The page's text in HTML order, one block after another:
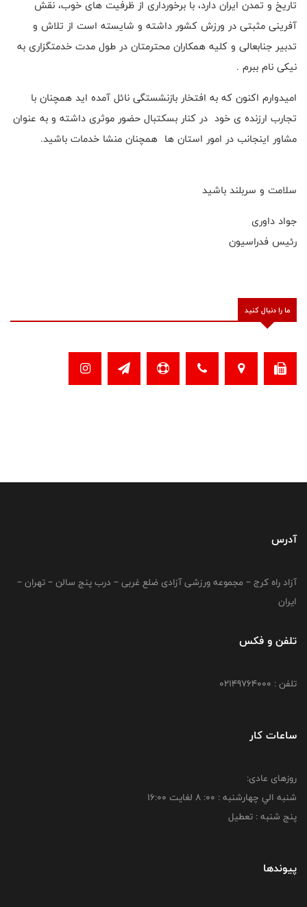
تاریخ و تمدن ایران دارد، با برخورداری از ظرفیت های خوب، نقش
آفرینی مثبتی در ورزش کشور داشته و شایسته است از تلاش و
تدبیر جنابعالی و کلیه همکاران محترمتان در طول مدت خدمتگزاری به
نیکی نام ببرم .
امیدوارم اکنون که به افتخار بازنشستگی نائل آمده اید همچنان با
تجارب ارزنده ی خود در کنار بسکتبال حضور موثری داشته و به عنوان
مشاور اینجانب در امور استان ها همچنان منشا خدمات باشید.
سلامت و سربلند باشید
جواد داوری
رئیس فدراسیون
ما را دنبال کنید
آدرس
آزاد راه کرج – مجموعه ورزشی آزادی ضلع غربی – درب پنج سالن – تهران –
ایران
تلفن و فکس
تلفن : 02149764000
ساعات کار
روزهای عادی:
شنبه الي چهارشنبه : 00: 8 لغايت 16:00
پنج شنبه : تعطیل
پیوندها